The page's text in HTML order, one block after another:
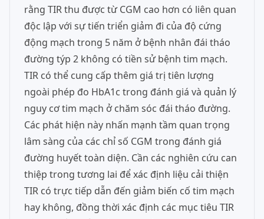
rằng TIR thu được từ CGM cao hơn có liên quan
độc lập với sự tiến triển giảm đi của độ cứng
động mạch trong 5 năm ở bệnh nhân đái tháo
đường týp 2 không có tiền sử bệnh tim mạch.
TIR có thể cung cấp thêm giá trị tiên lượng
ngoài phép đo HbA1c trong đánh giá và quản lý
nguy cơ tim mạch ở chăm sóc đái tháo đường.
Các phát hiện này nhấn mạnh tầm quan trọng
lâm sàng của các chỉ số CGM trong đánh giá
đường huyết toàn diện. Cần các nghiên cứu can
thiệp trong tương lai để xác định liệu cải thiện
TIR có trực tiếp dẫn đến giảm biến cố tim mạch
hay không, đồng thời xác định các mục tiêu TIR